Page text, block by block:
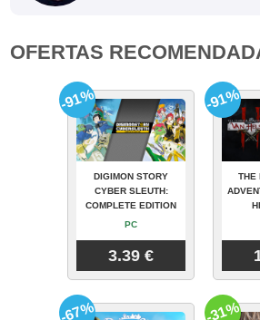
OFERTAS
DIGIMON STORY
CYBER SLEUTH:
COMPLETE EDITION
PC
3.39 €
-91%
THE
-91%
-67% -31%